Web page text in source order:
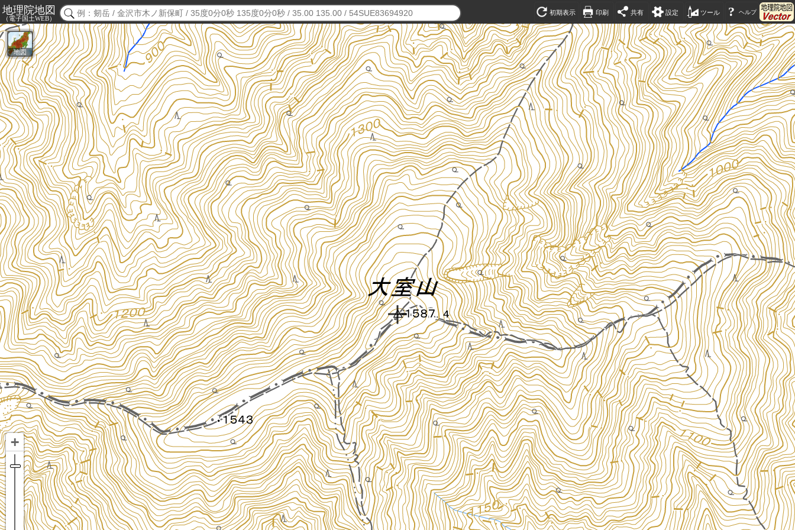
地理院地図
（電子国土WEB）
初期表示 印刷 共有 設定 ツール ? ヘルプ
地図